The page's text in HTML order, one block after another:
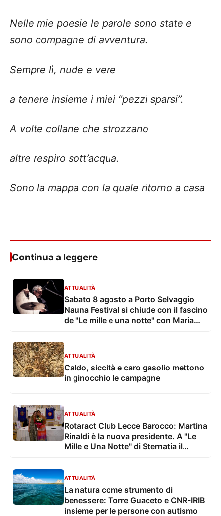
Nelle mie poesie le parole sono state e
sono compagne di avventura.
Sempre lì, nude e vere
a tenere insieme i miei ‘’pezzi sparsi’’.
A volte collane che strozzano
altre respiro sott’acqua.
Sono la mappa con la quale ritorno a casa
Continua a leggere
ATTUALITÀ
Sabato 8 agosto a Porto Selvaggio
Nauna Festival si chiude con il fascino
de "Le mille e una notte" con Maria
ATTUALITÀ
Caldo, siccità e caro gasolio mettono
in ginocchio le campagne
ATTUALITÀ
Rotaract Club Lecce Barocco: Martina
Rinaldi è la nuova presidente. A "Le
Mille e Una Notte" di Sternatia il
ATTUALITÀ
La natura come strumento di
benessere: Torre Guaceto e CNR-IRIB
insieme per le persone con autismo